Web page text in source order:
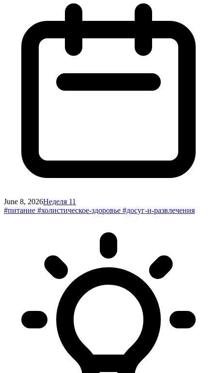
June 8, 2026Неделя 11
#питание #холистическое-здоровье #досуг-и-развлечения